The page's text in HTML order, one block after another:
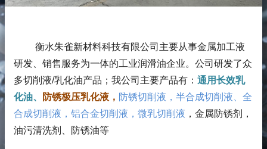
衡水朱雀新材料科技有限公司主要从事金属加工液
研发、销售服务为一体的工业润滑油企业。公司研发了众
多切削液/乳化油产品； 我公司主要产品有： 通用长效乳
化油、
防锈极压乳化液， 防锈切削液，半合成切削液、全
合成切削液，铝合金切削液，微乳切削液 ，金属防锈剂，
油污清洗剂、防锈油等